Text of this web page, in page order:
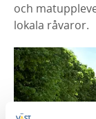
och
lokala råvaror.